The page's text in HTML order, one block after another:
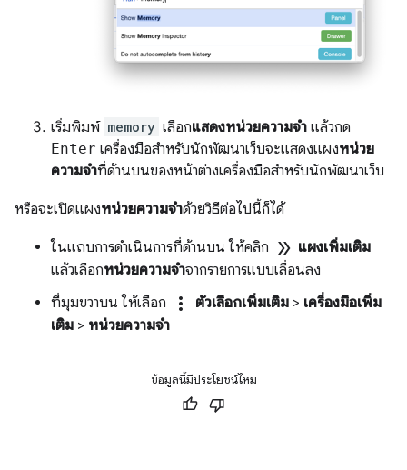
เริ่มพิมพ์ memory เลือกแสดงหน่วยความจำ แล้วกด
Enter เครื่องมือสำหรับนักพัฒนาเว็บจะแสดงแผงหน่วย
ความจำที่ด้านบนของหน้าต่างเครื่องมือสำหรับนักพัฒนาเว็บ
หรือจะเปิดแผงหน่วยความจำด้วยวิธีต่อไปนี้ก็ได้
ในแถบการดำเนินการที่ด้านบน ให้คลิก double_arrow แผงเพิ่มเติม
แล้วเลือกหน่วยความจําจากรายการแบบเลื่อนลง
ที่มุมขวาบน ให้เลือก
more_vert ตัวเลือกเพิ่มเติม > เครื่องมือเพิ่ม
เติม > หน่วยความจำ
ข้อมูลนี้มีประโยชน์ไหม